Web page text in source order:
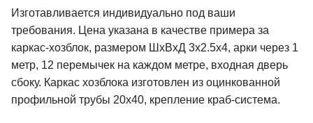
Изготавливается индивидуально под ваши
требования. Цена указана в качестве примера за
каркас-хозблок, размером ШхВхД 3х2.5х4, арки через 1
метр, 12 перемычек на каждом метре, входная дверь
сбоку. Каркас хозблока изготовлен из оцинкованной
профильной трубы 20х40, крепление краб-система.